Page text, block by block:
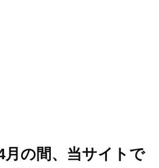
月の間、当サイトで